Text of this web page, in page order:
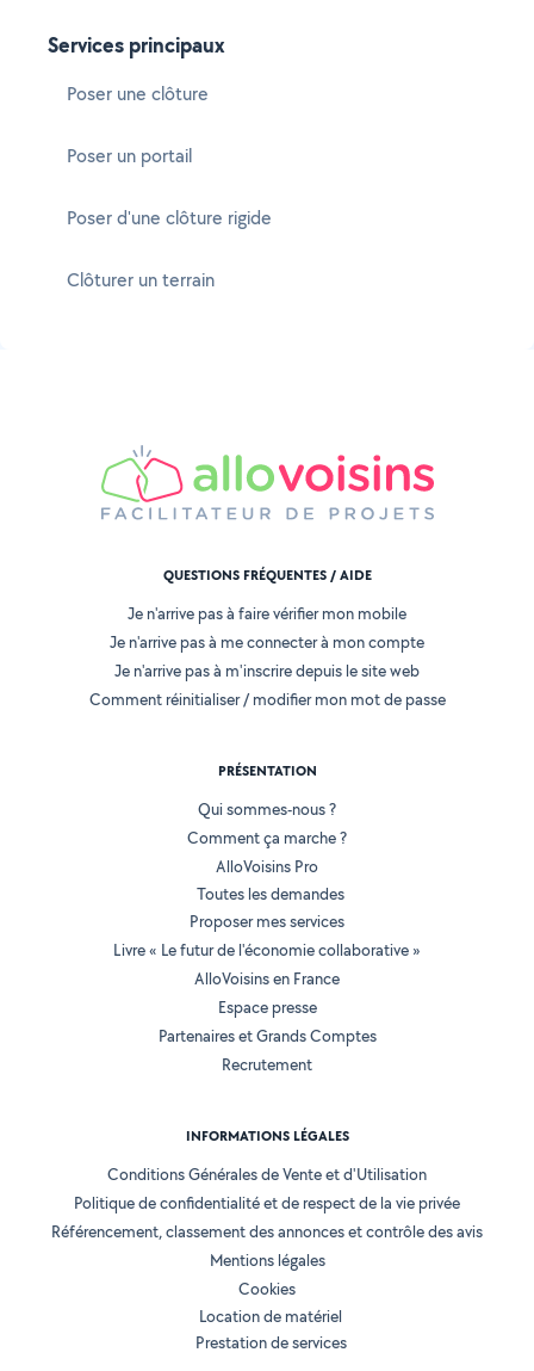
Services principaux
Poser une clôture
Poser un portail
Poser d'une clôture rigide
Clôturer un terrain
QUESTIONS FRÉQUENTES / AIDE
Je n'arrive pas à faire vérifier mon mobile
Je n'arrive pas à me connecter à mon compte
Je n'arrive pas à m'inscrire depuis le site web
Comment réinitialiser / modifier mon mot de passe
PRÉSENTATION
Qui sommes-nous ?
Comment ça marche ?
AlloVoisins Pro
Toutes les demandes
Proposer mes services
Livre « Le futur de l'économie collaborative »
AlloVoisins en France
Espace presse
Partenaires et Grands Comptes
Recrutement
INFORMATIONS LÉGALES
Conditions Générales de Vente et d'Utilisation
Politique de confidentialité et de respect de la vie privée
Référencement, classement des annonces et contrôle des avis
Mentions légales
Cookies
Location de matériel
Prestation de services